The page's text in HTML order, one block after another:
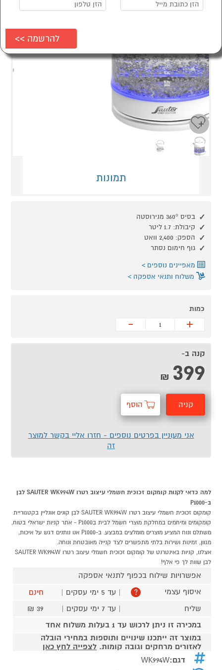
תמונות
בסיס 360° מנירוסטה
קיבולת: 1.7 ליטר
הספק: 2,400 וואט
גוף חימום נסתר
מאפיינים נוספים
משלוח ותנאי אספקה
כמות
+
-
קנה ב-
399
₪
קניה הוסף
אני מעוניין בפרטים נוספים - חזרו אליי בקשר למוצר
זה
למה כדאי לקנות קומקום זכוכית חשמלי עיצוב רטרו SAUTER WK994W לבן
ב-P1000
קומקום זכוכית חשמלי עיצוב רטרו SAUTER WK994W לבן קונים אונליין בקטגוריית
קומקומים ומיחמים במחלקת מוצרי חשמל לבית בP1000 - אתר קניות ישראלי בטוח,
משתלם ונוח המציע מוצרים מומלצים במבצע. ב-P1000 אנו נותנים דגש על איכות,
מגוון, זמינות ושירות בלתי מתפשרים לצד קנייה מאובטחת ונוחה.
אצלנו, קניות באינטרנט של קומקום זכוכית חשמלי עיצוב רטרו SAUTER WK994W
לבן שוות לך פי אלף!
אפשרויות שילוח בכפוף לתנאי אספקה
איסוף עצמי
? | עד 5 ימי עסקים |
חינם
שליח
| עד 7 ימי עסקים |
39 ₪
במכירה זו ניתן לרכוש עד 1 בעלות משלוח אחד
במוצר זה ייתכנו שינויים ותוספות במחירי הובלה
לאזורים מרחקים וגובה קומות. לצפייה לחץ כאן
דגם:WK994W